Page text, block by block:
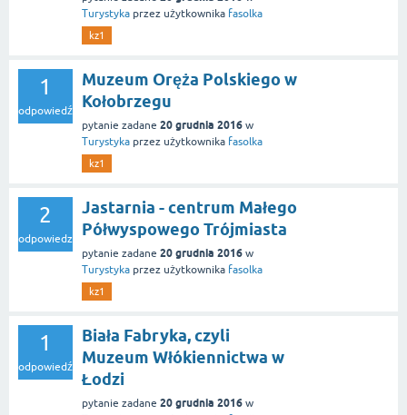
Turystyka przez użytkownika fasolka
kz1
1
odpowiedź
Muzeum Oręża Polskiego w
Kołobrzegu
pytanie zadane 20 grudnia 2016 w
Turystyka przez użytkownika fasolka
kz1
2
odpowiedzi
Jastarnia - centrum Małego
Półwyspowego Trójmiasta
pytanie zadane 20 grudnia 2016 w
Turystyka przez użytkownika fasolka
kz1
1
odpowiedź
Biała Fabryka, czyli
Muzeum Włókiennictwa w
Łodzi
pytanie zadane 20 grudnia 2016 w